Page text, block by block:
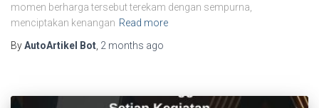
momen berharga tersebut terekam dengan sempurna,
menciptakan kenangan Read more
ByAutoArtikel Bot 2 months ago